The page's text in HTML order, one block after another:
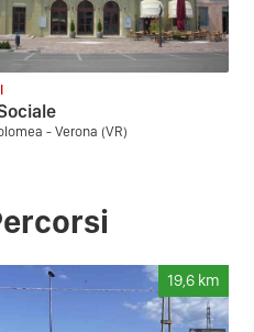
- Verona (VR)
19,6 km